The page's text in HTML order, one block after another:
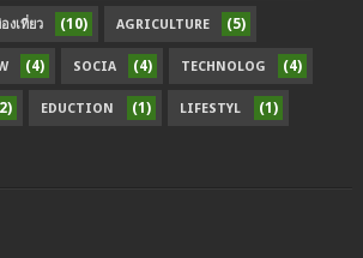
งเที่ยว (10) AGRICULTURE (5)
(4) SOCIA (4) TECHNOLOG (4)
EDUCTION (1) LIFESTYL (1)